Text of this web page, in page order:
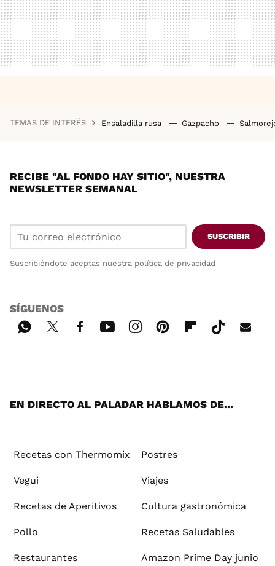
TEMAS DE INTERÉS Ensaladilla rusa Gazpacho
RECIBE "AL FONDO HAY SITIO", NUESTRA
NEWSLETTER SEMANAL
SUSCRIBIR
Suscribiéndote aceptas nuestra política de privacidad
SÍGUENOS
EN DIRECTO AL PALADAR HABLAMOS DE...
Recetas con Thermomix Postres
Vegui Viajes
Recetas de Aperitivos Cultura gastronómica
Pollo Recetas Saludables
Restaurantes
Amazon Prime Day junio